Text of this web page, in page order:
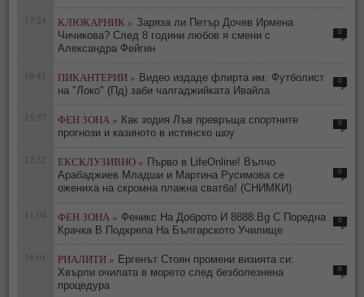
17:24 КЛЮКАРНИК » Заряза ли Петър Дочев Ирмена
Чичикова? След 8 години любов я смени с
Александра Фейгин
0
16:41 ПИКАНТЕРИИ » Видео издаде флирта им: Футболист
на "Локо" (Пд) заби чалгаджийката Ивайла
0
15:57 ФЕН ЗОНА » Как зодия Лъв превръща спортните
прогнози и казиното в истинско шоу
0
12:32 ЕКСКЛУЗИВНО » Първо в LifeOnline! Вълчо
Арабаджиев Младши и Мартина Русимова сe
oжениха на скромна плажна сватба! (СНИМКИ)
0
11:04 ФЕН ЗОНА » Феникс На Доброто И 8888.Bg С Поредна
Крачка В Подкрепа На Българското Училище
0
16:01 РИАЛИТИ » Ергенът Стоян промени визията си:
Хвърли очилата в морето след безболезнена
процедура
0